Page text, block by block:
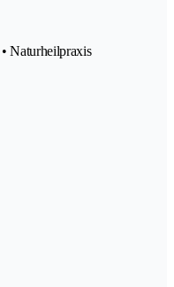
Naturheilpraxis